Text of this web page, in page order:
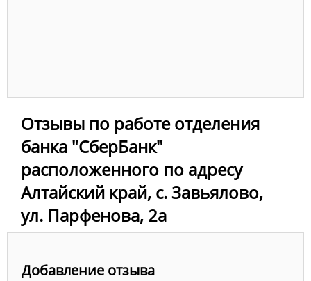
Отзывы по работе отделения
банка "СберБанк"
расположенного по адресу
Алтайский край, с. Завьялово,
ул. Парфенова, 2а
Добавление отзыва